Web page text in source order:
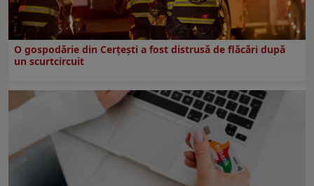
O gospodărie din Cerțești a fost distrusă de flăcări după
un scurtcircuit